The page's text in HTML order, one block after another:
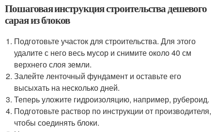
Пошаговая инструкция строительства дешевого
сарая из блоков
Подготовьте участок для строительства. Для этого
удалите с него весь мусор и снимите около 40 см
верхнего слоя земли.
Залейте ленточный фундамент и оставьте его
высыхать на несколько дней.
Теперь уложите гидроизоляцию, например, рубероид.
Подготовьте раствор по инструкции от производителя,
чтобы соединять блоки.